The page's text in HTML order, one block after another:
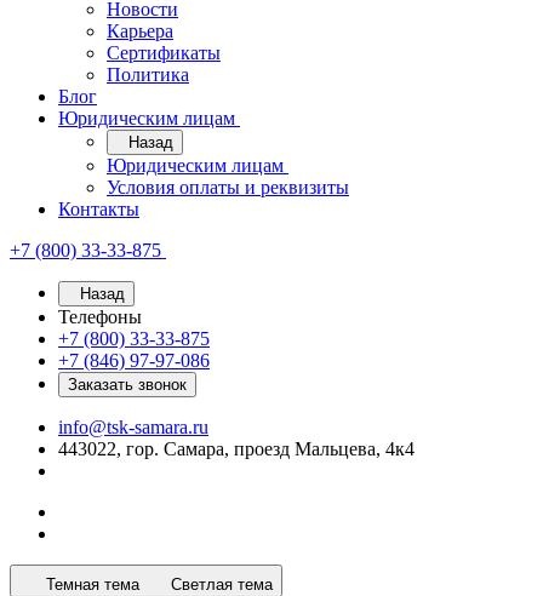
Новости
Карьера
Сертификаты
Политика
Блог
Юридическим лицам
Назад
Юридическим лицам
Условия оплаты и реквизиты
Контакты
+7 (800) 33-33-875
Назад
Телефоны
+7 (800) 33-33-875
+7 (846) 97-97-086
Заказать звонок
info@tsk-samara.ru
443022, гор. Самара, проезд Мальцева, 4к4
Темная тема Светлая тема